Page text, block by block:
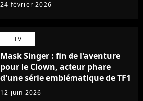
24 février 2026
TV
Mask Singer : fin de l'aventure
pour le Clown, acteur phare
d'une série emblématique de TF1
12 juin 2026